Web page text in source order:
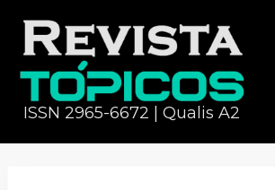
ISSN 2965-6672 | Qualis A2